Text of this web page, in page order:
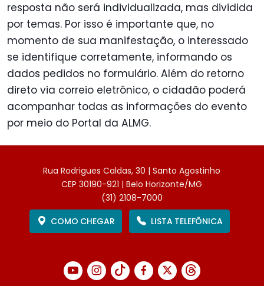
resposta não será individualizada, mas dividida
por temas. Por isso é importante que, no
momento de sua manifestação, o interessado
se identifique corretamente, informando os
dados pedidos no formulário. Além do retorno
direto via correio eletrônico, o cidadão poderá
acompanhar todas as informações do evento
por meio do Portal da ALMG.
Rua Rodrigues Caldas, 30 | Santo Agostinho
CEP 30190-921 | Belo Horizonte/MG
(31) 2108-7000
COMO CHEGAR
LISTA TELEFÔNICA